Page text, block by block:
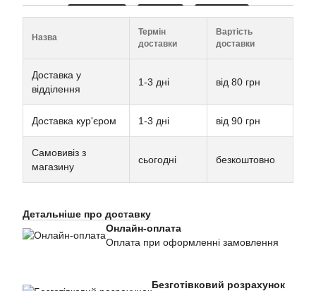
Назва
Термін
доставки
Вартість
доставки
Доставка у
відділення
1-3 дні від 80 грн
Доставка кур'єром 1-3 дні від 90 грн
Самовивіз з
магазину
сьогодні безкоштовно
Детальніше про доставку
Онлайн-оплата
Оплата при оформленні замовлення
Безготівковий розрахунок